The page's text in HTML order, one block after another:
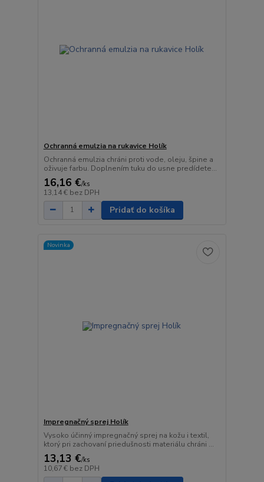
Ochranná emulzia na rukavice Holík
Ochranná emulzia chráni proti vode, oleju, špine a
oživuje farbu. Doplnením tuku do usne predídete...
16,16 €/ks
13,14 € bez DPH
Pridať do košíka
Novinka
Impregnačný sprej Holík
Vysoko účinný impregnačný sprej na kožu i textil,
ktorý pri zachovaní priedušnosti materiálu chráni ...
13,13 €/ks
10,67 € bez DPH